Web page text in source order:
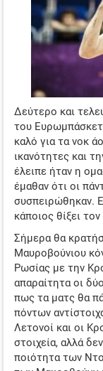
ΤΙ
Δεύτερο και
του Ευρωμπάσκετ
καλό για τα νοκ
ικανότητες και
έλειπε ήταν η
έμαθαν ότι οι
συσπειρώθηκαν.
κάποιος θίξει
Σήμερα θα
Μαυροβούνιου
Ρωσίας με την
απαραίτητα οι
πως τα ματς θα
πόντων
Λετονοί και οι
στοιχεία, αλλά
ποιότητα των